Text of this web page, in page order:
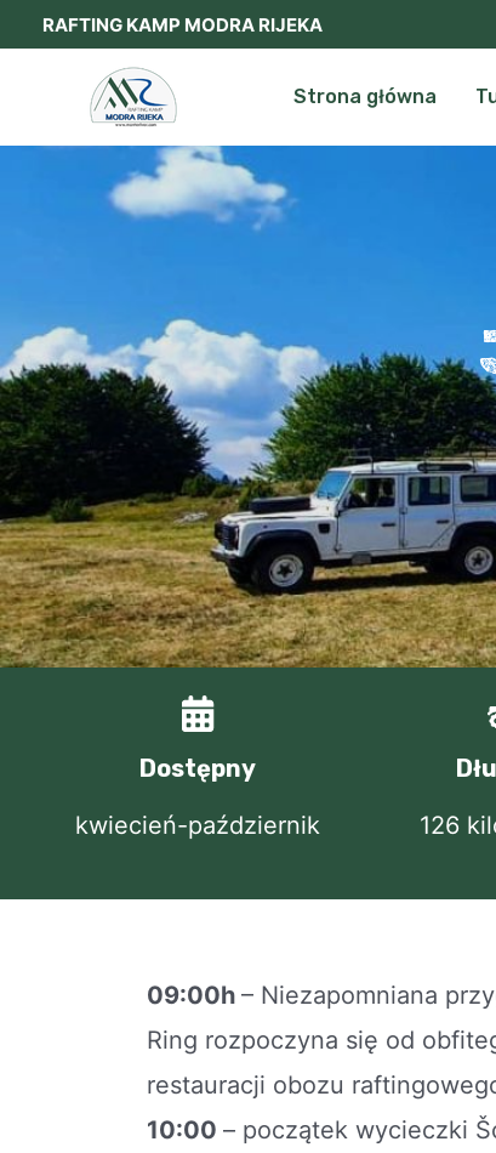
to
RAFTING KAMP MODRA RIJEKA
Strona główna
Dostępny
kwiecień-październik
126
09:00h– Niezapomniana
Ring rozpoczyna się od
restauracji obozu
10:00– początek wycieczki